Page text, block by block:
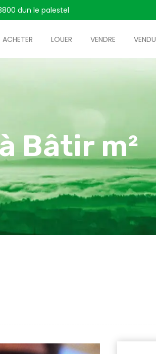
dun le palestel
ACHETER LOUER VENDRE VENDU
Bâtir m²